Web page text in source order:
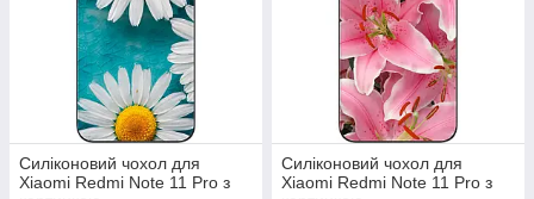
Силіконовий чохол для
Xiaomi Redmi Note 11 Pro з
Силіконовий чохол для
Xiaomi Redmi Note 11 Pro з